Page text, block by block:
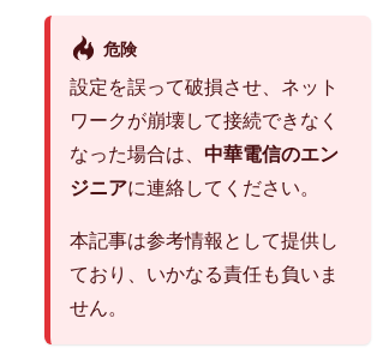
危険
設定を誤って破損させ、ネット
ワークが崩壊して接続できなく
なった場合は、中華電信のエン
ジニアに連絡してください。
本記事は参考情報として提供し
ており、いかなる責任も負いま
せん。